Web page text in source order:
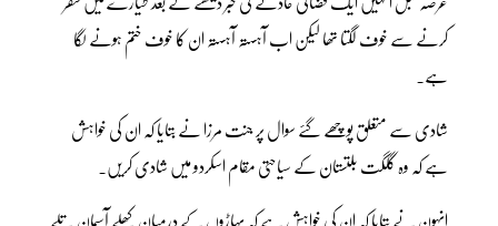
کرنے سے خوف لگتا تھا لیکن اب آہستہ آہستہ ان کا خوف ختم ہونے لگا
ہے۔
شادی سے متعلق پوچھے گئے سوال پر جنت مرزا نے بتایا کہ ان کی خواہش
ہے کہ وہ گلگت بلتستان کے سیاحتی مقام اسکردو میں شادی کریں۔